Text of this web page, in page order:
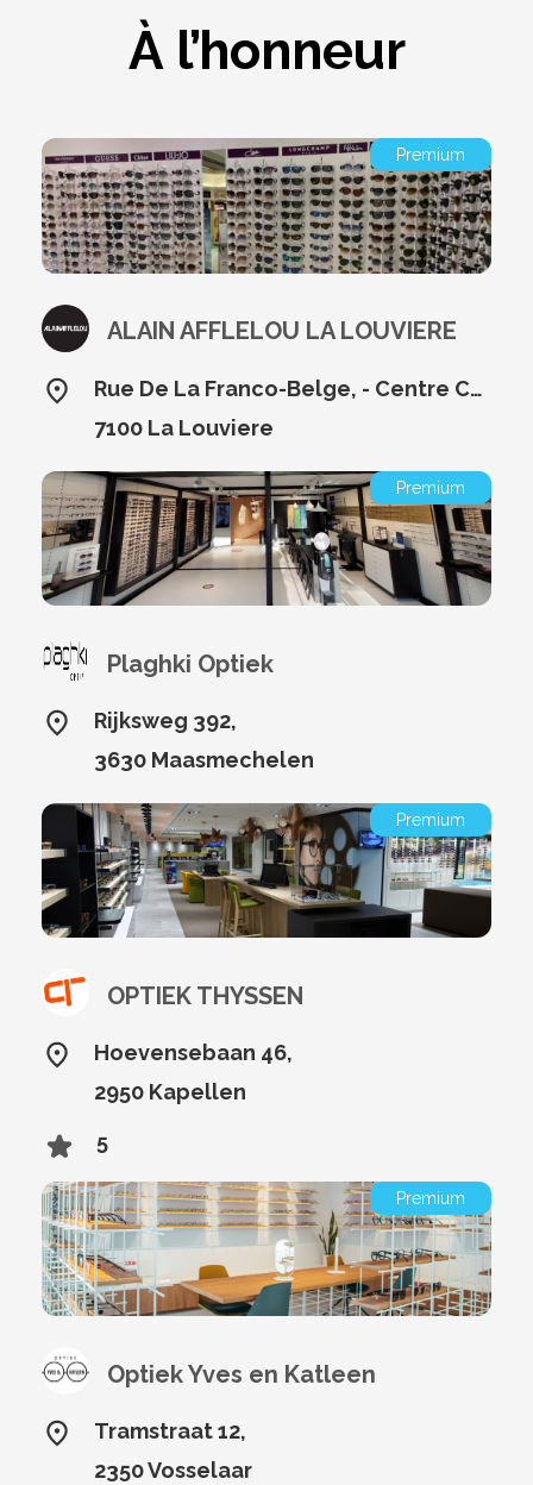
À l’honneur
Premium
ALAIN AFFLELOU LA LOUVIERE
Rue De La Franco-Belge, - Centre Commercial Cora 28,
7100 La Louviere
Premium
Plaghki Optiek
Rijksweg 392,
3630 Maasmechelen
Premium
OPTIEK THYSSEN
Hoevensebaan 46,
2950 Kapellen
5
Premium
Optiek Yves en Katleen
Tramstraat 12,
2350 Vosselaar